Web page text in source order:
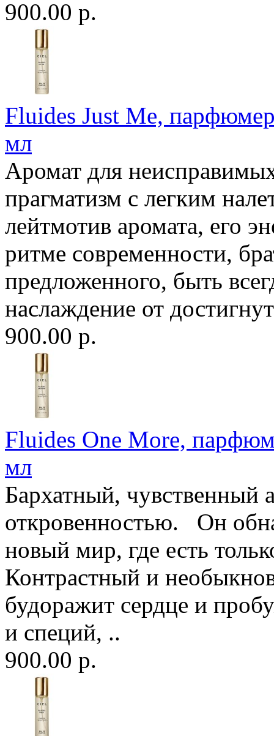
900.00 р.
Fluides Just Me,
мл
Аромат для
прагматизм с легким
лейтмотив аромата, его
ритме современности,
предложенного, быть
наслаждение от
900.00 р.
Fluides One More,
мл
Бархатный, чувственный
откровенностью. Он
новый мир, где есть
Контрастный и
будоражит сердце и
и специй, ..
900.00 р.